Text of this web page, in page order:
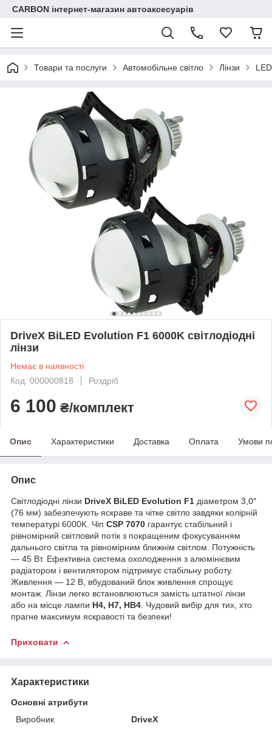
CARBON інтернет-магазин автоаксесуарів
Товари та послуги Автомобільне світло Лінзи
DriveX BiLED Evolution F1 6000K світлодіодні
лінзи
Немає в наявності
Код: 000000818
Роздріб
6 100 ₴/комплект
Опис Характеристики Доставка Оплата Умови
Опис
Світлодіодні лінзи DriveX BiLED Evolution F1 діаметром 3,0″
(76 мм) забезпечують яскраве та чітке світло завдяки колірній
температурі 6000K. Чіп CSP 7070 гарантує стабільний і
рівномірний світловий потік з покращеним фокусуванням
дальнього світла та рівномірним ближнім світлом. Потужність
— 45 Вт. Ефективна система охолодження з алюмінієвим
радіатором і вентилятором підтримує стабільну роботу.
Живлення — 12 В, вбудований блок живлення спрощує
монтаж. Лінзи легко встановлюються замість штатної лінзи
або на місце лампи H4, H7, HB4 . Чудовий вибір для тих, хто
прагне максимум яскравості та безпеки!
Приховати
Характеристики
Основні атрибути
Виробник
DriveX